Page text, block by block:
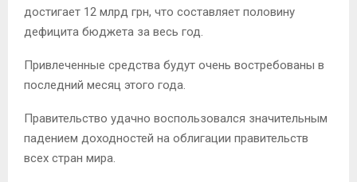
достигает 12 млрд грн, что составляет половину
дефицита бюджета за весь год.
Привлеченные средства будут очень востребованы в
последний месяц этого года.
Правительство удачно воспользовался значительным
падением доходностей на облигации правительств
всех стран мира.